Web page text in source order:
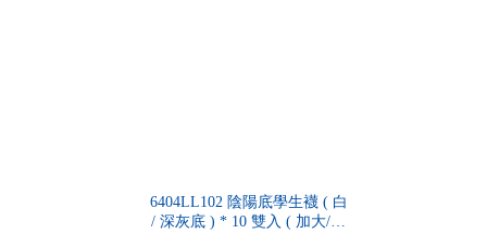
6404LL102 陰陽底學生襪 ( 白
/ 深灰底 ) * 10 雙入 ( 加大/無